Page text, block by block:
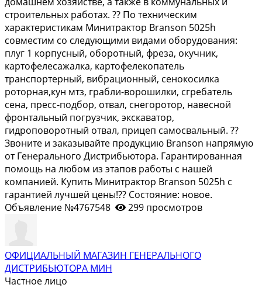
строительных работах. ?? По техническим
характеристикам Минитрактор Вrаnsоn 5025h
совместим со следующими видами оборудования:
плуг 1 корпусный, оборотный, фреза, окучник,
картофелесажалка, картофелекопатель
транспортерный, вибрационный, сенокосилка
роторная,кун мтз, грабли-ворошилки, сгребатель
сена, пресс-подбор, отвал, снегоротор, навесной
фронтальный погрузчик, экскаватор,
гидроповоротный отвал, прицеп самосвальный. ??
Звоните и заказывайте продукцию Вrаnsоn напрямую
от Генерального Дистрибьютора. Гарантированная
помощь на любом из этапов работы с нашей
компанией. Купить Минитрактор Вrаnsоn 5025h с
гарантией лучшей цены!?? Состояние: новое.
Объявление №4767548
299 просмотров
ОФИЦИАЛЬНЫЙ МАГАЗИН ГЕНЕРАЛЬНОГО
ДИСТРИБЬЮТОРА МИН
Частное лицо